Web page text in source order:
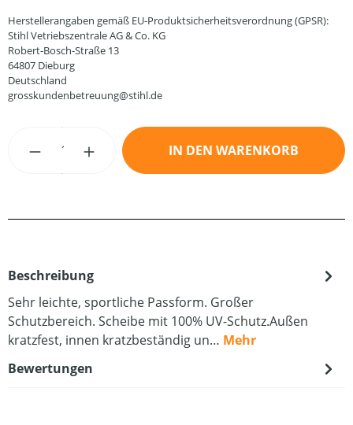
Herstellerangaben gemäß EU-Produktsicherheitsverordnung (GPSR):
Stihl Vetriebszentrale AG & Co. KG
Robert-Bosch-Straße 13
64807 Dieburg
Deutschland
grosskundenbetreuung@stihl.de
Produkt Anzahl: Gib den gewünschten
IN DEN WARENKORB
Beschreibung
Sehr leichte, sportliche Passform. Großer
Schutzbereich. Scheibe mit 100% UV-Schutz.Außen
kratzfest, innen kratzbeständig un… Mehr
Bewertungen